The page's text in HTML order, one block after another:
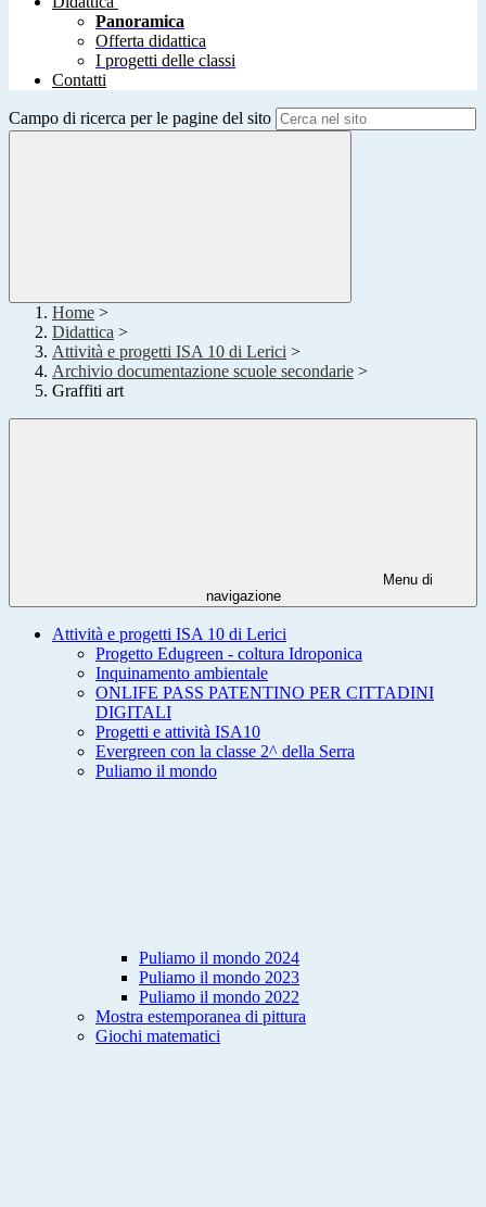
Panoramica
Offerta didattica
I progetti delle classi
Contatti
Campo di ricerca per le pagine del sito
Home >
Didattica >
Attività e progetti ISA 10 di Lerici >
Archivio documentazione scuole secondarie >
Graffiti art
Menu di
navigazione
Attività e progetti ISA 10 di Lerici
Progetto Edugreen - coltura Idroponica
Inquinamento ambientale
ONLIFE PASS PATENTINO PER CITTADINI
DIGITALI
Progetti e attività ISA10
Evergreen con la classe 2^ della Serra
Puliamo il mondo
Puliamo il mondo 2024
Puliamo il mondo 2023
Puliamo il mondo 2022
Mostra estemporanea di pittura
Giochi matematici